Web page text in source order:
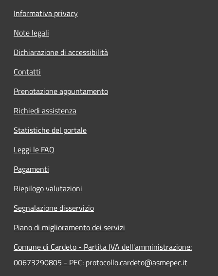
Informativa privacy
Note legali
Dichiarazione di accessibilità
Contatti
Prenotazione appuntamento
Richiedi assistenza
Statistiche del portale
Leggi le FAQ
Pagamenti
Riepilogo valutazioni
Segnalazione disservizio
Piano di miglioramento dei servizi
Comune di Cardeto - Partita IVA dell'amministrazione:
00673290805 - PEC: protocollo.cardeto@asmepec.it